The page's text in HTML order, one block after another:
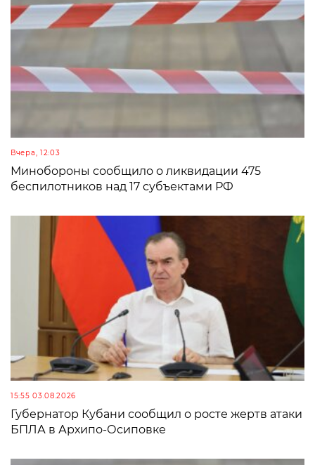
Вчера, 12:03
Минобороны сообщило о ликвидации 475
беспилотников над 17 субъектами РФ
15:55 03.08.2026
Губернатор Кубани сообщил о росте жертв атаки
БПЛА в Архипо-Осиповке